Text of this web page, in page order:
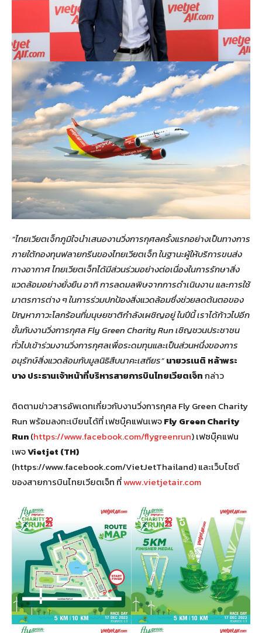
“ไทยเวียตเจ็ทภูมิใจนำเสนองานวิ่งการกุศลครั้งแรกอย่างเป็นทางการ
ภายใต้กองทุนฟลายกรีนของไทยเวียตเจ็ท ในฐานะผู้ให้บริการขนส่ง
ทางอากาศ ไทยเวียตเจ็ทได้มีส่วนร่วมอย่างต่อเนื่องในการรักษาสิ่ง
แวดล้อมอย่างยั่งยืน อาทิ การลดมลพิษจากการดำเนินงาน และการใช้
มาตรการต่าง ๆ ในการร่วมปกป้องสิ่งแวดล้อมซึ่งช่วยลดต้นตอของ
ปัญหาภาวะโลกร้อนที่มนุษยชาติกำลังเผชิญอยู่ ในปีนี้ เราได้ก้าวไปอีก
ขั้นกับงานวิ่งการกุศล Fly Green Charity Run เชิญชวนประชาชน
ทั่วไปเข้าร่วมงานวิ่งการกุศลเพื่อระดมทุนและเป็นส่วนหนึ่งของการ
อนุรักษ์สิ่งแวดล้อมกับมูลนิธิสืบนาคะเสถียร”นายวรเนติ หล้าพระ
บาง ประธานเจ้าหน้าที่บริหารสายการบินไทยเวียตเจ็ทกล่าว
ติดตามข่าวสารอัพเดทเกี่ยวกับงานวิ่งการกุศล Fly Green Charity
Run พร้อมลงทะเบียนได้ที่ เฟซบุ๊คแฟนเพจFly Green Charity
Run(https://www.facebook.com/flygreenrun) เฟซบุ๊คแฟน
เพจVietjet (TH)
(https://www.facebook.com/VietJetThailand) และเว็บไซต์
ของสายการบินไทยเวียตเจ็ท ที่www.vietjetair.com